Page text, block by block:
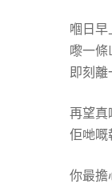
自
救
攻
嗰日
嚟一
即刻離
再望真
佢哋嘅
你最擔